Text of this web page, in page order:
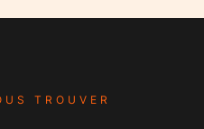
TROUVER